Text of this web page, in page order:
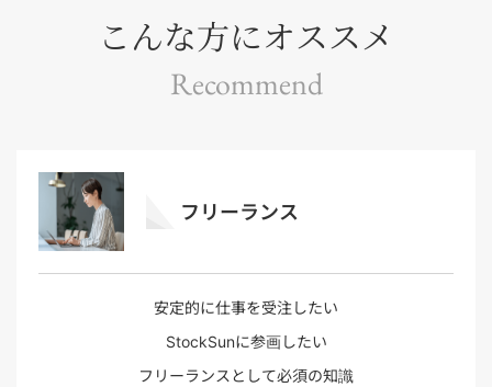
こんな方にオススメ
Recommend
フリーランス
安定的に仕事を受注したい
StockSunに参画したい
フリーランスとして必須の知識